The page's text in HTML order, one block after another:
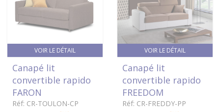
VOIR LE DÉTAIL
Canapé lit
convertible rapido
FARON
Réf: CR-TOULON-CP
VOIR LE DÉTAIL
Canapé lit
convertible rapido
FREEDOM
Réf: CR-FREDDY-PP